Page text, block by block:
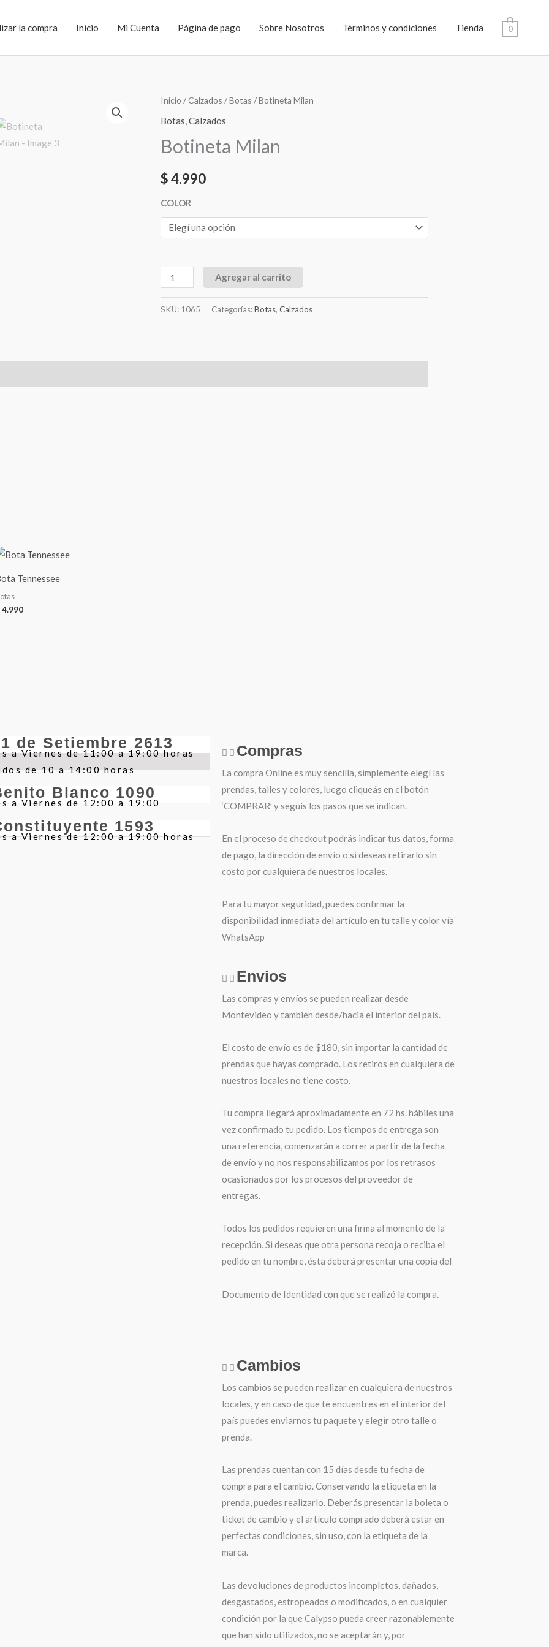
la compra Inicio Mi Cuenta Página de pago Sobre Nosotros Términos y condiciones Tienda 0
Inicio /Calzados /Botas / Botineta Milan
Botas,Calzados
Botineta Milan
$4.990
COLOR
Botineta
Milan
Agregar al carrito
SKU: 1065 Categorías:Botas, Calzados
Tennessee
4.990
de Setiembre 2613
a Viernes de 11:00 a 19:00 horas
de 10 a 14:00 horas
Blanco 1090
a Viernes de 12:00 a 19:00
1593
a Viernes de 12:00 a 19:00 horas
Compras
La compra Online es muy sencilla, simplemente elegí las
prendas, talles y colores, luego cliqueás en el botón
‘COMPRAR’ y seguís los pasos que se indican.
En el proceso de checkout podrás indicar tus datos, forma
de pago, la dirección de envío o si deseas retirarlo sin
costo por cualquiera de nuestros locales.
Para tu mayor seguridad, puedes confirmar la
disponibilidad inmediata del artículo en tu talle y color vía
WhatsApp
Envios
Las compras y envíos se pueden realizar desde
Montevideo y también desde/hacia el interior del país.
El costo de envío es de $180, sin importar la cantidad de
prendas que hayas comprado. Los retiros en cualquiera de
nuestros locales no tiene costo.
Tu compra llegará aproximadamente en 72 hs. hábiles una
vez confirmado tu pedido. Los tiempos de entrega son
una referencia, comenzarán a correr a partir de la fecha
de envío y no nos responsabilizamos por los retrasos
ocasionados por los procesos del proveedor de
entregas.
Todos los pedidos requieren una firma al momento de la
recepción. Si deseas que otra persona recoja o reciba el
pedido en tu nombre, ésta deberá presentar una copia del
Documento de Identidad con que se realizó la compra.
Cambios
Los cambios se pueden realizar en cualquiera de nuestros
locales, y en caso de que te encuentres en el interior del
país puedes enviarnos tu paquete y elegir otro talle o
prenda.
Las prendas cuentan con 15 días desde tu fecha de
compra para el cambio. Conservando la etiqueta en la
prenda, puedes realizarlo. Deberás presentar la boleta o
ticket de cambio y el artículo comprado deberá estar en
perfectas condiciones, sin uso, con la etiqueta de la
marca.
Las devoluciones de productos incompletos, dañados,
desgastados, estropeados o modificados, o en cualquier
condición por la que Calypso pueda creer razonablemente
que han sido utilizados, no se aceptarán y, por